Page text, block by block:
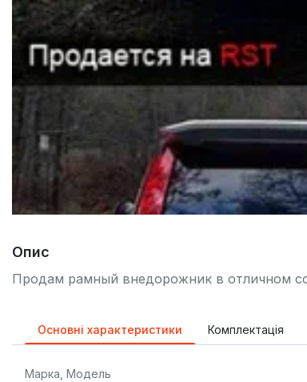
Опис
Продам рамный внедорожник в отличном
Основні характеристики Комплектація
Марка, Модель